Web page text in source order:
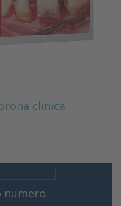
clinica
numero